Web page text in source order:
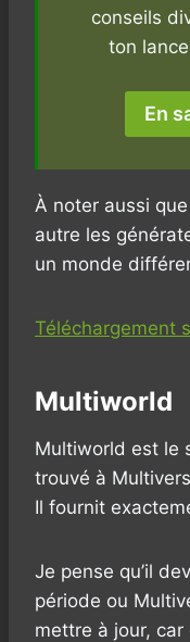
conseils
ton
En
À noter aussi
autre les
un monde
Téléchargement
Multiworld
Multiworld est le
trouvé à
Il fournit
Je pense qu’il
période ou
mettre à jour, car